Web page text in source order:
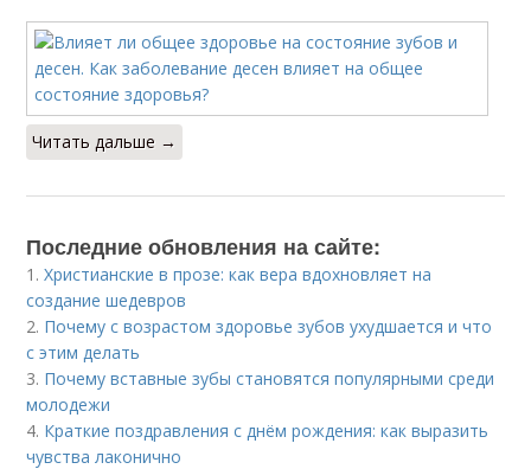
Читать дальше →
Последние обновления на сайте:
1.Христианские в прозе: как вера вдохновляет на
создание шедевров
2. Почему с возрастом здоровье зубов ухудшается и что
с этим делать
3. Почему вставные зубы становятся популярными среди
молодежи
4. Краткие поздравления с днём рождения: как выразить
чувства лаконично